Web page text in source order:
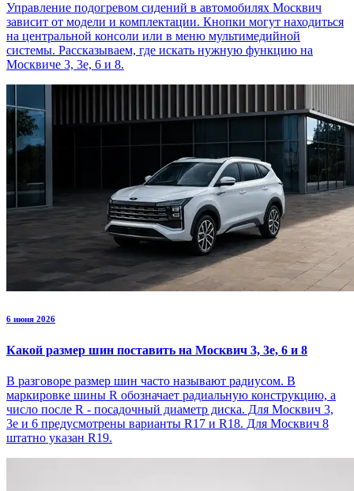
Управление подогревом сидений в автомобилях Москвич
зависит от модели и комплектации. Кнопки могут находиться
на центральной консоли или в меню мультимедийной
системы. Рассказываем, где искать нужную функцию на
Москвиче 3, 3е, 6 и 8.
6 июня 2026
Какой размер шин поставить на Москвич 3, 3е, 6 и 8
В разговоре размер шин часто называют радиусом. В
маркировке шины R обозначает радиальную конструкцию, а
число после R - посадочный диаметр диска. Для Москвич 3,
3е и 6 предусмотрены варианты R17 и R18. Для Москвич 8
штатно указан R19.